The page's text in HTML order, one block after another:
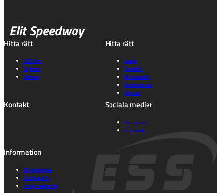
Elit Speedway
Hitta rätt
ESS Play
Biljetter
Schema
Hitta rätt
Lagen
Statistik
Nyhetsarkiv
Kontakta oss
Om oss
Kontakt Sociala medier
Instagram
Facebook
Information
Tillgänglighet
Cookie policy
Integritetspolicy